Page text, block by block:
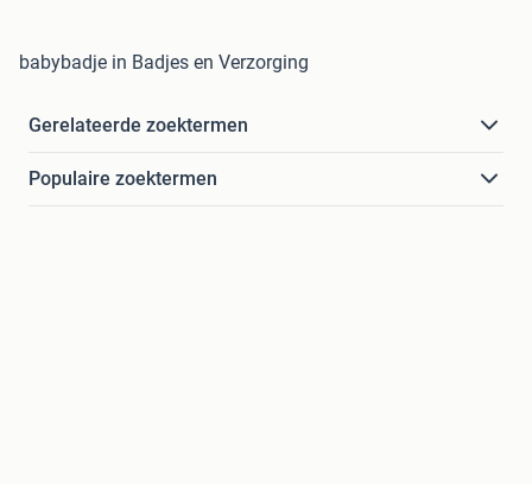
babybadje in Badjes en Verzorging
Gerelateerde zoektermen
Populaire zoektermen